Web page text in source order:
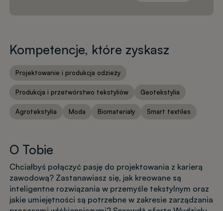
Kompetencje, które zyskasz
Projektowanie i produkcja odzieży
Produkcja i przetwórstwo tekstyliów Geotekstylia
Agrotekstylia Moda Biomateriały Smart textiles
O Tobie
Chciałbyś połączyć pasję do projektowania z karierą
zawodową? Zastanawiasz się, jak kreowane są
inteligentne rozwiązania w przemyśle tekstylnym oraz
jakie umiejętności są potrzebne w zakresie zarządzania